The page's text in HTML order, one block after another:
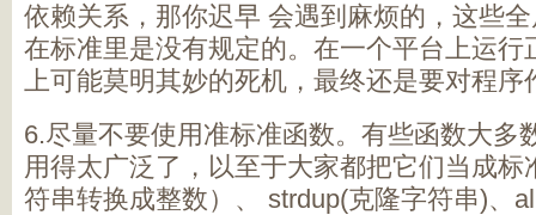
依赖关系，那你迟早 会遇到麻烦的，这些
在标准里是没有规定的。在一个平台上运行
上可能莫明其妙的死机，最终还是要对程序
6.尽量不要使用准标准函数。有些函数大多
用得太广泛了，以至于大家都把它们当成标
符串转换成整数）、 strdup(克隆字符串)、